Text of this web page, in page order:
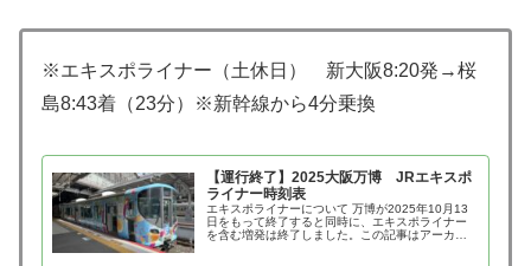
※エキスポライナー（土休日） 新大阪8:20発→桜
島8:43着（23分）※新幹線から4分乗換
【運行終了】2025大阪万博 JRエキスポ
ライナー時刻表
エキスポライナーについて 万博が2025年10月13
日をもって終了すると同時に、エキスポライナー
を含む増発は終了しました。この記事はアーカイ